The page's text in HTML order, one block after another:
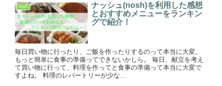
nosh
ナッシュ(nosh)を利用した感想
とおすすめメニューをランキン
グで紹介！
毎日買い物に行ったり、ご飯を作ったりするのって本当に大変。
もっと簡単に食事の準備ってできないかしら。 毎日、献立を考え
て買い物に行って、料理を作ってと食事の準備って本当に大変で
すよね。 料理のレパートリーが少な...